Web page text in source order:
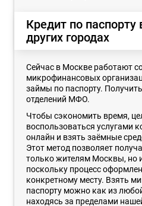
Кредит по
других городах
Сейчас в Москве работают
микрофинансовых
займы по паспорту.
отделений МФО.
Чтобы сэкономить время,
воспользоваться услугами
онлайн и взять заёмные
Этот метод позволяет
только жителям Москвы, но
поскольку процесс
конкретному месту. Взять
паспорту можно как из
находясь за пределами